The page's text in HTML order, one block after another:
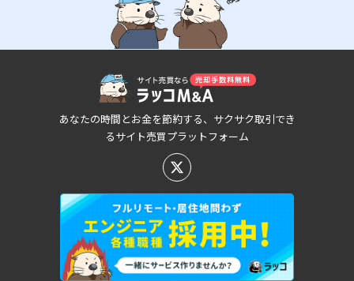
あなたの時間とお金を節約する、サクサク取引でき
るサイト売買プラットフォーム